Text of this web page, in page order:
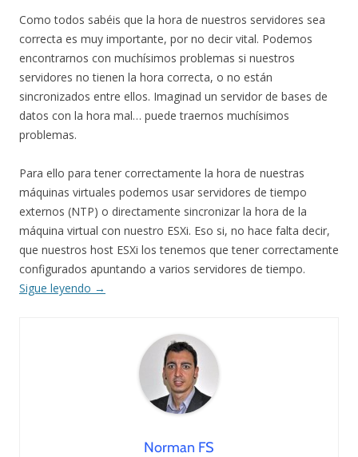
Como todos sabéis que la hora de nuestros servidores sea
correcta es muy importante, por no decir vital. Podemos
encontrarnos con muchísimos problemas si nuestros
servidores no tienen la hora correcta, o no están
sincronizados entre ellos. Imaginad un servidor de bases de
datos con la hora mal… puede traernos muchísimos
problemas.
Para ello para tener correctamente la hora de nuestras
máquinas virtuales podemos usar servidores de tiempo
externos (NTP) o directamente sincronizar la hora de la
máquina virtual con nuestro ESXi. Eso si, no hace falta decir,
que nuestros host ESXi los tenemos que tener correctamente
configurados apuntando a varios servidores de tiempo.
Sigue leyendo →
Norman FS